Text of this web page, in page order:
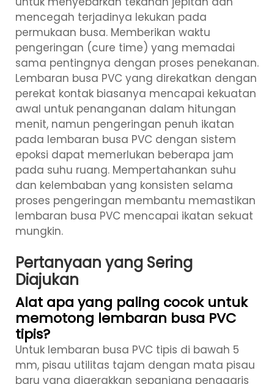
mencegah terjadinya lekukan pada
permukaan busa. Memberikan waktu
pengeringan (cure time) yang memadai
sama pentingnya dengan proses penekanan.
Lembaran busa PVC yang direkatkan dengan
perekat kontak biasanya mencapai kekuatan
awal untuk penanganan dalam hitungan
menit, namun pengeringan penuh ikatan
pada lembaran busa PVC dengan sistem
epoksi dapat memerlukan beberapa jam
pada suhu ruang. Mempertahankan suhu
dan kelembaban yang konsisten selama
proses pengeringan membantu memastikan
lembaran busa PVC mencapai ikatan sekuat
mungkin.
Pertanyaan yang Sering
Diajukan
Alat apa yang paling cocok untuk
memotong lembaran busa PVC
tipis?
Untuk lembaran busa PVC tipis di bawah 5
mm, pisau utilitas tajam dengan mata pisau
baru yang digerakkan sepanjang penggaris